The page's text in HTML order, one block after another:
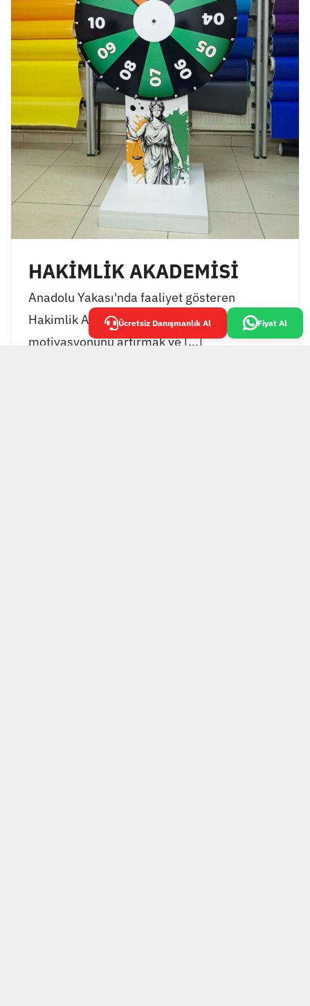
HAKİMLİK AKADEMİSİ
Anadolu Yakası'nda faaliyet gösteren
Hakimlik Akademisi, öğrencilerinin
motivasyonunu artırmak ve [...]
Ücretsiz Danışmanlık Al Fiyat Al